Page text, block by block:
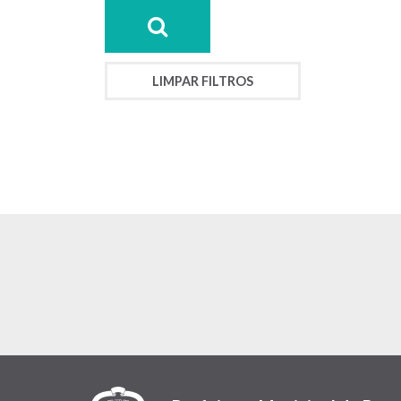
LIMPAR FILTROS